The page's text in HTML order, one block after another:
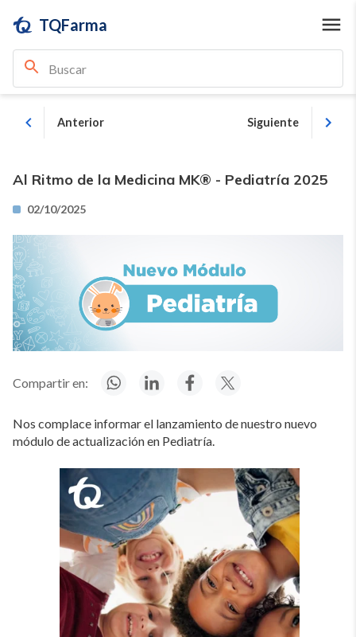
TQFarma
Anterior Siguiente
Al Ritmo de la Medicina MK® - Pediatría 2025
02/10/2025
Compartir en:
Nos complace informar el lanzamiento de nuestro nuevo
módulo de actualización en Pediatría.